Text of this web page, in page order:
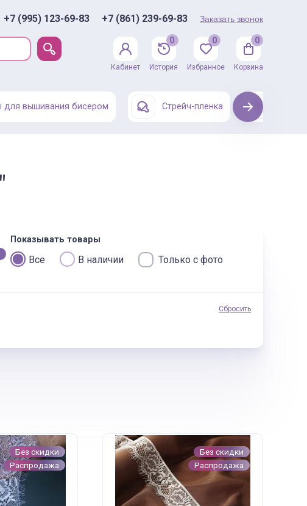
+7 (995) 123-69-83 +7 (861) 239-69-83 Заказать звонок
Кабинет
0
История
0
Избранное
0
Корзина
для вышивания бисером Стрейч-пленка Next
Показывать товары
Все В наличии Только с фото
Сбросить
Без скидки
Распродажа
Без скидки
Распродажа